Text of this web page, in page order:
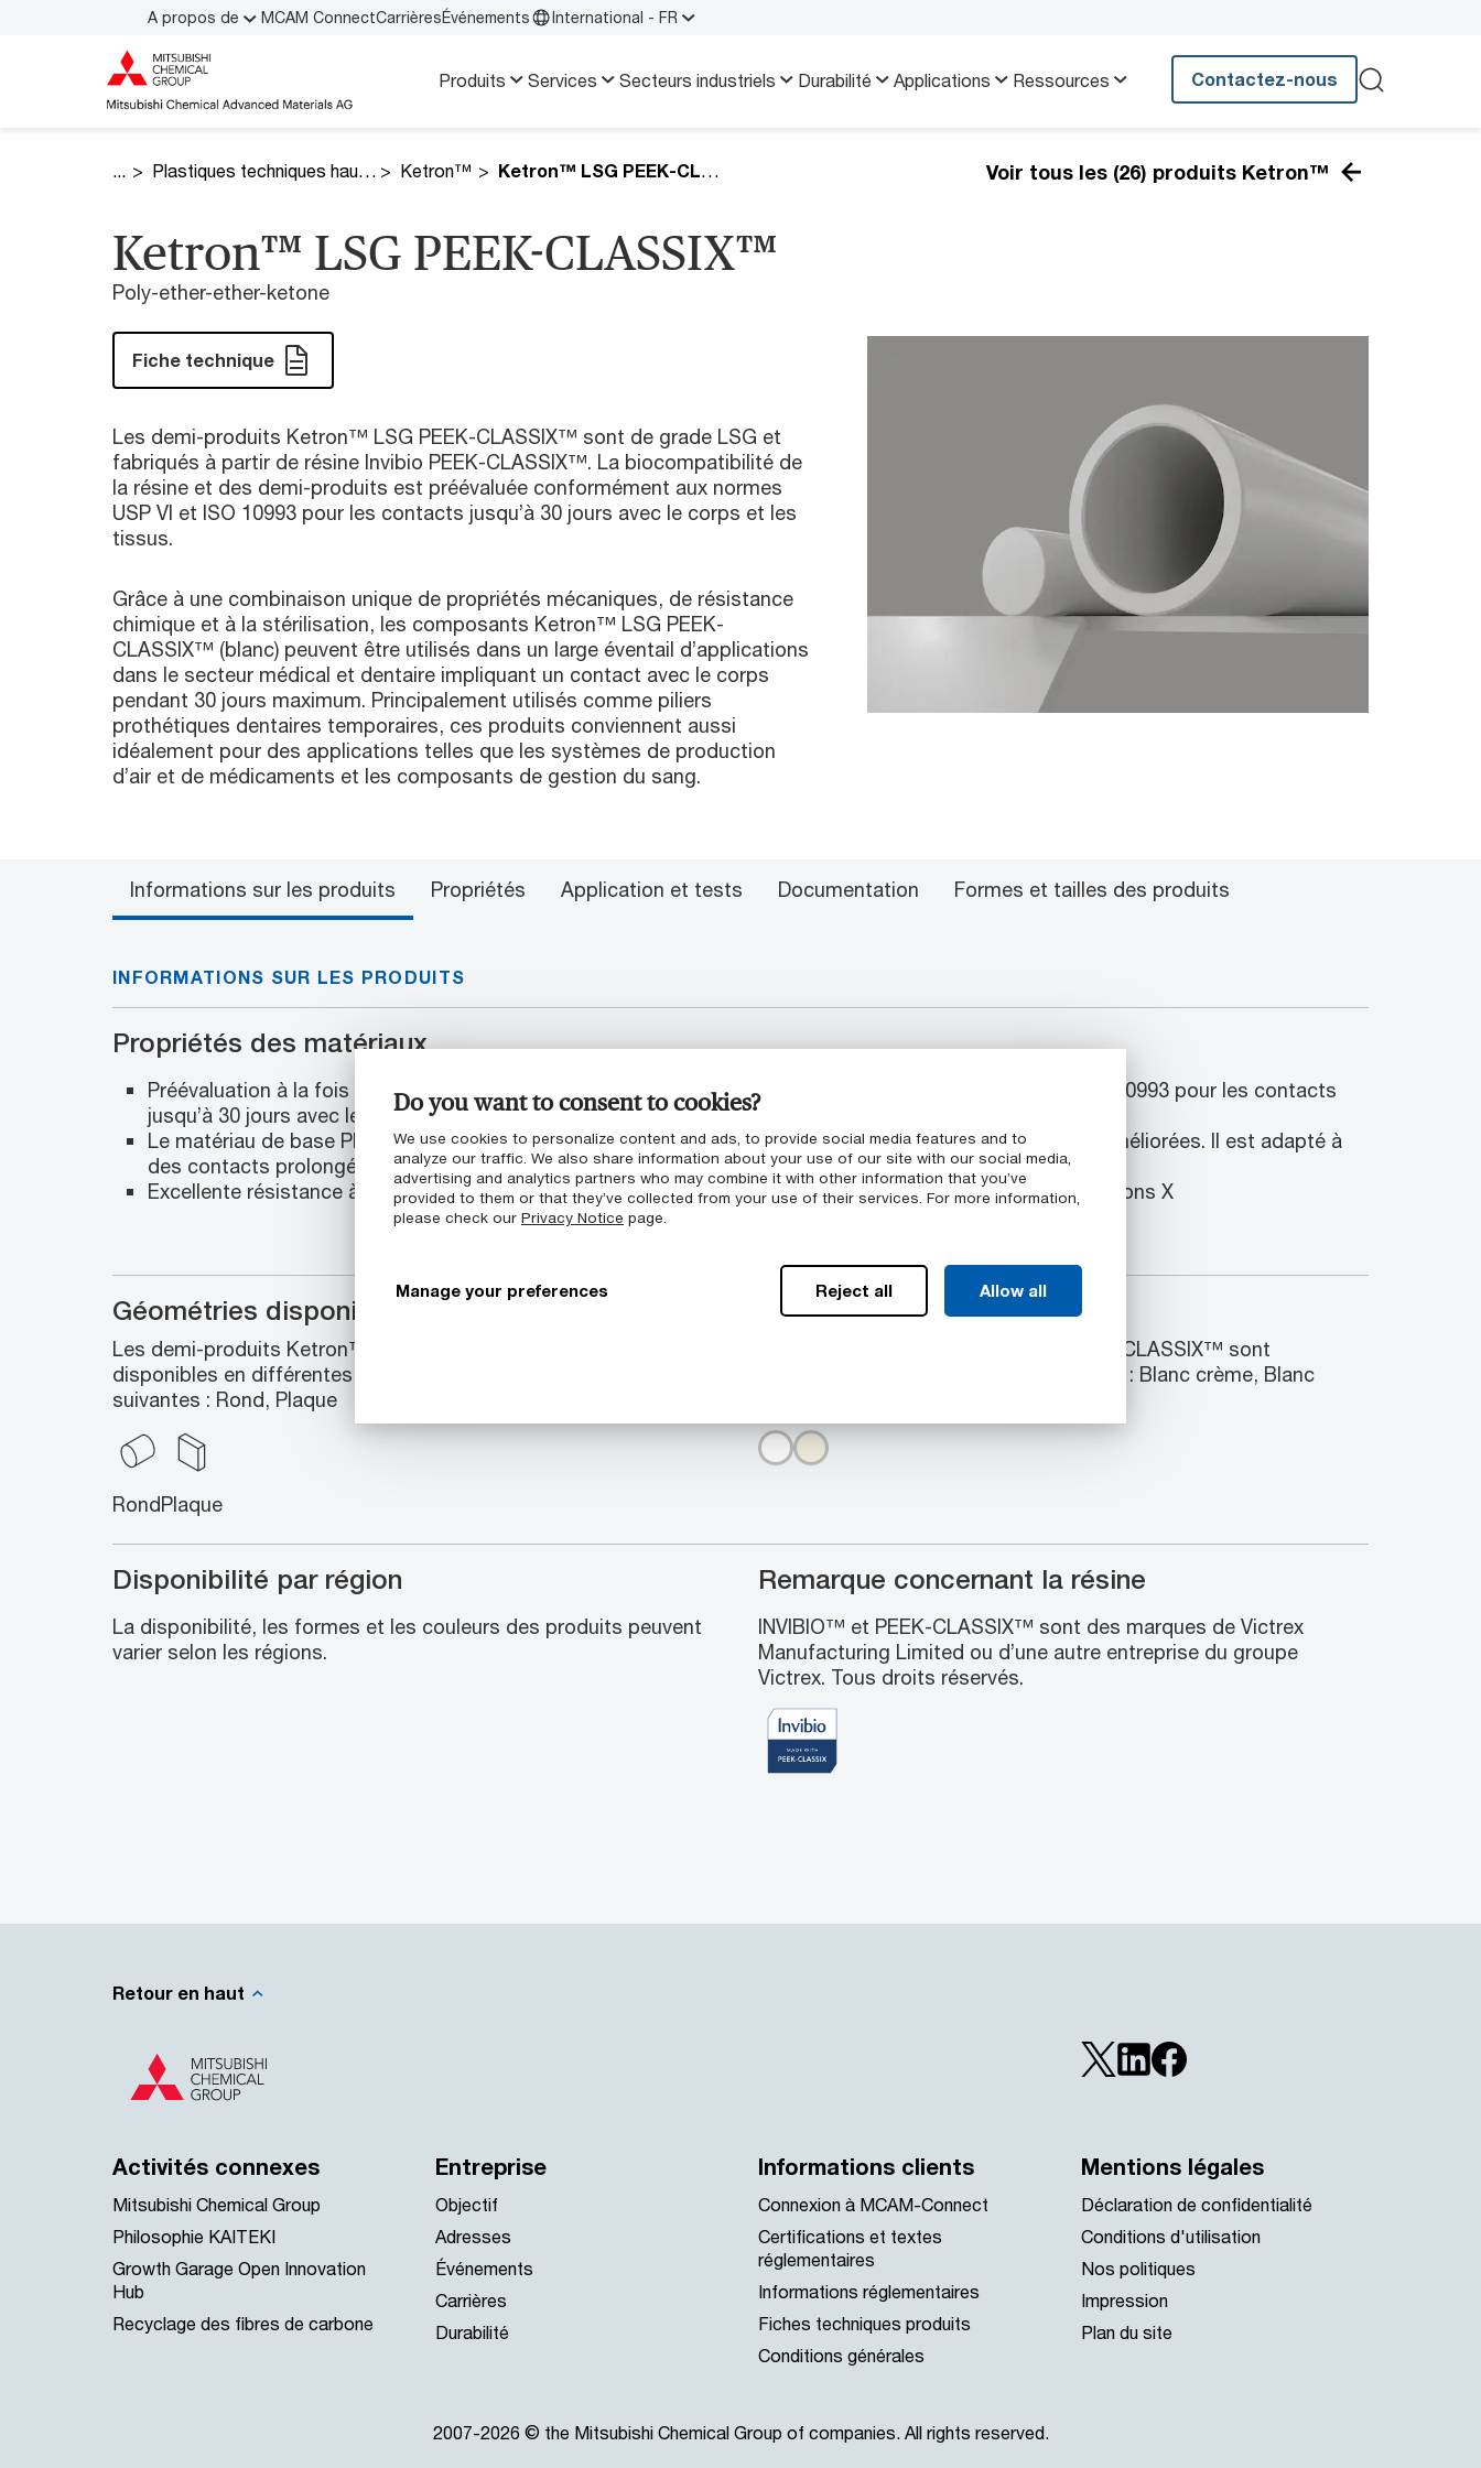
Do you want to consent to cookies?
We use cookies to personalize content and ads, to provide social media features and to
analyze our traffic. We also share information about your use of our site with our social media,
advertising and analytics partners who may combine it with other information that you’ve
provided to them or that they’ve collected from your use of their services. For more information,
please check our Privacy Notice page.
Manage your preferences Reject all Allow all
A propos de MCAM ConnectCarrièresÉvénements International - FR
Produits Services Secteurs industriels Durabilité Applications Ressources Contactez-nous
Plastiques techniques hautes performances Ketron™ Ketron™ LSG PEEK-CLASSIX™ Voir tous les (26) produits Ketron™
Ketron™ LSG PEEK-CLASSIX™
Poly-ether-ether-ketone
Fiche technique
Les demi-produits Ketron™ LSG PEEK-CLASSIX™ sont de grade LSG et
fabriqués à partir de résine Invibio PEEK-CLASSIX™. La biocompatibilité de
la résine et des demi-produits est préévaluée conformément aux normes
USP VI et ISO 10993 pour les contacts jusqu’à 30 jours avec le corps et les
tissus.
Grâce à une combinaison unique de propriétés mécaniques, de résistance
chimique et à la stérilisation, les composants Ketron™ LSG PEEK-
CLASSIX™ (blanc) peuvent être utilisés dans un large éventail d’applications
dans le secteur médical et dentaire impliquant un contact avec le corps
pendant 30 jours maximum. Principalement utilisés comme piliers
prothétiques dentaires temporaires, ces produits conviennent aussi
idéalement pour des applications telles que les systèmes de production
d’air et de médicaments et les composants de gestion du sang.
Informations sur les produits Propriétés Application et tests Documentation Formes et tailles des produits
INFORMATIONS SUR LES PRODUITS
Propriétés des matériaux
Préévaluation à la fois sur la résine et les demi-produits conformément aux normes USP Classe VI et ISO 10993 pour les contacts
jusqu’à 30 jours avec le corps ou les tissus
Le matériau de base PEEK-CLASSIX™ présente des propriétés mécaniques et une résistance chimique améliorées. Il est adapté à
des contacts prolongés avec le corps ou les tissus par rapport à d’autres grades LSG
Excellente résistance à la stérilisation à la vapeur, à la chaleur sèche, à l’EtO, aux rayons gamma et aux rayons X
Géométries disponibles
Les demi-produits Ketron™ LSG PEEK-CLASSIX™ sont
disponibles en différentes tailles standard dans les géométries
suivantes : Rond, Plaque
RondPlaque
Couleurs disponibles
Les demi-produits Ketron™ LSG PEEK-CLASSIX™ sont
disponibles dans les couleurs suivantes : Blanc crème, Blanc
Disponibilité par région
La disponibilité, les formes et les couleurs des produits peuvent
varier selon les régions.
Remarque concernant la résine
INVIBIO™ et PEEK-CLASSIX™ sont des marques de Victrex
Manufacturing Limited ou d’une autre entreprise du groupe
Victrex. Tous droits réservés.
Retour en haut
Activités connexes
Mitsubishi Chemical Group
Philosophie KAITEKI
Growth Garage Open Innovation
Hub
Recyclage des fibres de carbone
Entreprise
Objectif
Adresses
Événements
Carrières
Durabilité
Informations clients
Connexion à MCAM-Connect
Certifications et textes
réglementaires
Informations réglementaires
Fiches techniques produits
Conditions générales
Mentions légales
Déclaration de confidentialité
Conditions d'utilisation
Nos politiques
Impression
Plan du site
2007-2026 © the Mitsubishi Chemical Group of companies. All rights reserved.